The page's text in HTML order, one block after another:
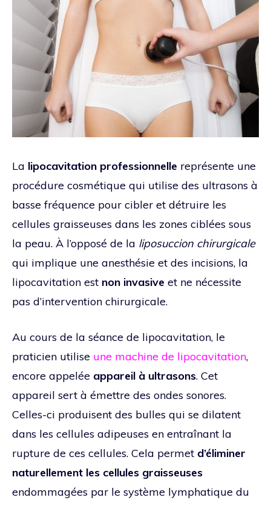
La lipocavitation professionnelle représente une
procédure cosmétique qui utilise des ultrasons à
basse fréquence pour cibler et détruire les
cellules graisseuses dans les zones ciblées sous
la peau. À l’opposé de la liposuccion chirurgicale
qui implique une anesthésie et des incisions, la
lipocavitation est non invasive et ne nécessite
pas d’intervention chirurgicale.
Au cours de la séance de lipocavitation, le
praticien utilise une machine de lipocavitation,
encore appelée appareil à ultrasons. Cet
appareil sert à émettre des ondes sonores.
Celles-ci produisent des bulles qui se dilatent
dans les cellules adipeuses en entraînant la
rupture de ces cellules. Cela permet d’éliminer
naturellement les cellules graisseuses
endommagées par le système lymphatique du